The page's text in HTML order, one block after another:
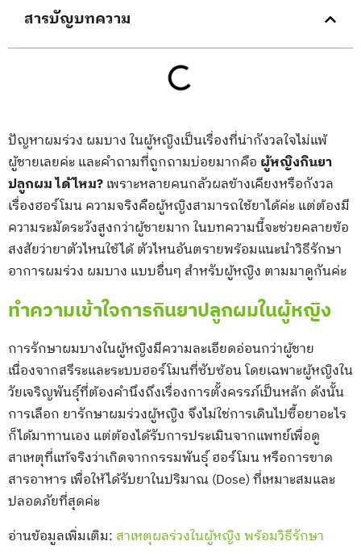
สารบัญบทความ
ปัญหาผมร่วง ผมบาง ในผู้หญิงเป็นเรื่องที่น่ากังวลใจไม่แพ้
ผู้ชายเลยค่ะ และคำถามที่ถูกถามบ่อยมากคือ ผู้หญิงกินยา
ปลูกผม ได้ไหม?เพราะหลายคนกลัวผลข้างเคียงหรือกังวล
เรื่องฮอร์โมน ความจริงคือผู้หญิงสามารถใช้ยาได้ค่ะ แต่ต้องมี
ความระมัดระวังสูงกว่าผู้ชายมาก ในบทความนี้จะช่วยคลายข้อ
สงสัยว่ายาตัวไหนใช้ได้ ตัวไหนอันตรายพร้อมแนะนำวิธีรักษา
อาการผมร่วง ผมบาง แบบอื่นๆ สำหรับผู้หญิง ตามมาดูกันค่ะ
ทำความเข้าใจการกินยาปลูกผมในผู้หญิง
การรักษาผมบางในผู้หญิงมีความละเอียดอ่อนกว่าผู้ชาย
เนื่องจากสรีระและระบบฮอร์โมนที่ซับซ้อน โดยเฉพาะผู้หญิงใน
วัยเจริญพันธุ์ที่ต้องคำนึงถึงเรื่องการตั้งครรภ์เป็นหลัก ดังนั้น
การเลือก ยารักษาผมร่วงผู้หญิง จึงไม่ใช่การเดินไปซื้อยาอะไร
ก็ได้มาทานเอง แต่ต้องได้รับการประเมินจากแพทย์เพื่อดู
สาเหตุที่แท้จริงว่าเกิดจากกรรมพันธุ์ ฮอร์โมน หรือการขาด
สารอาหาร เพื่อให้ได้รับยาในปริมาณ (Dose) ที่เหมาะสมและ
ปลอดภัยที่สุดค่ะ
อ่านข้อมูลเพิ่มเติม: สาเหตุผลร่วงในผู้หญิง พร้อมวิธีรักษา